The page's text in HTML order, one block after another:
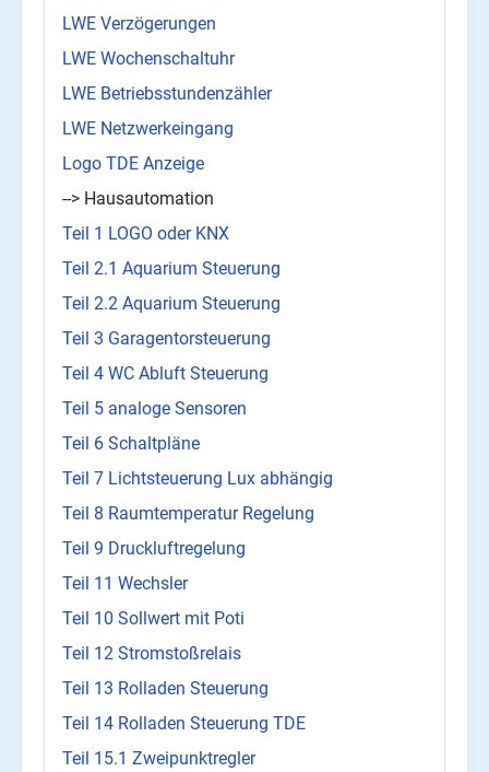
LWE Verzögerungen
LWE Wochenschaltuhr
LWE Betriebsstundenzähler
LWE Netzwerkeingang
Logo TDE Anzeige
--> Hausautomation
Teil 1 LOGO oder KNX
Teil 2.1 Aquarium Steuerung
Teil 2.2 Aquarium Steuerung
Teil 3 Garagentorsteuerung
Teil 4 WC Abluft Steuerung
Teil 5 analoge Sensoren
Teil 6 Schaltpläne
Teil 7 Lichtsteuerung Lux abhängig
Teil 8 Raumtemperatur Regelung
Teil 9 Druckluftregelung
Teil 11 Wechsler
Teil 10 Sollwert mit Poti
Teil 12 Stromstoßrelais
Teil 13 Rolladen Steuerung
Teil 14 Rolladen Steuerung TDE
Teil 15.1 Zweipunktregler